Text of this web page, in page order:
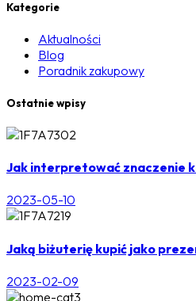
Kategorie
Aktualności
Blog
Poradnik zakupowy
Ostatnie wpisy
Jak interpretować znaczenie
2023-05-10
Jaką biżuterię kupić jako
2023-02-09